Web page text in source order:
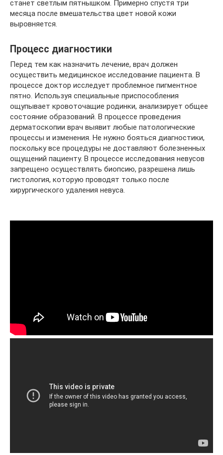
станет светлым пятнышком. Примерно спустя три
месяца после вмешательства цвет новой кожи
выровняется.
Процесс диагностики
Перед тем как назначить лечение, врач должен
осуществить медицинское исследование пациента. В
процессе доктор исследует проблемное пигментное
пятно. Используя специальные приспособления
ощупывает кровоточащие родинки, анализирует общее
состояние образований. В процессе проведения
дерматоскопии врач выявит любые патологические
процессы и изменения. Не нужно бояться диагностики,
поскольку все процедуры не доставляют болезненных
ощущений пациенту. В процессе исследования невусов
запрещено осуществлять биопсию, разрешена лишь
гистология, которую проводят только после
хирургического удаления невуса.